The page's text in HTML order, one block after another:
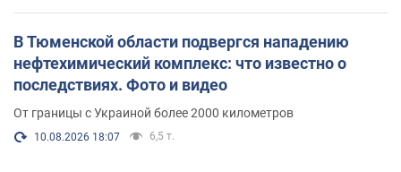
В Тюменской области подвергся нападению
нефтехимический комплекс: что известно о
последствиях. Фото и видео
От границы с Украиной более 2000 километров
10.08.2026 18:07 6,5 т.